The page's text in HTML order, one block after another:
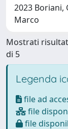
2023 Boriani,
Marco
Mostrati
di 5
Legenda
file ad
file
file